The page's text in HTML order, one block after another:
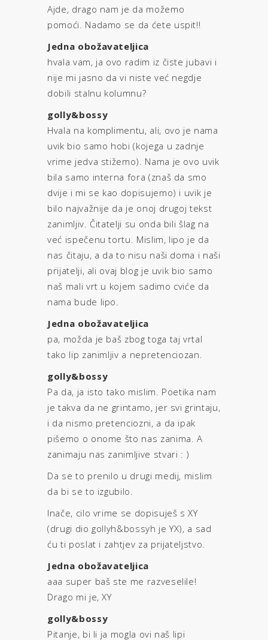
Ajde, drago nam je da možemo
pomoći. Nadamo se da ćete uspit!!
Jedna obožavateljica
hvala vam, ja ovo radim iz čiste jubavi i
nije mi jasno da vi niste već negdje
dobili stalnu kolumnu?
golly&bossy
Hvala na komplimentu, ali, ovo je nama
uvik bio samo hobi (kojega u zadnje
vrime jedva stižemo). Nama je ovo uvik
bila samo interna fora (znaš da smo
dvije i mi se kao dopisujemo) i uvik je
bilo najvažnije da je onoj drugoj tekst
zanimljiv. Čitatelji su onda bili šlag na
već ispečenu tortu. Mislim, lipo je da
nas čitaju, a da to nisu naši doma i naši
prijatelji, ali ovaj blog je uvik bio samo
naš mali vrt u kojem sadimo cviće da
nama bude lipo.
Jedna obožavateljica
pa, možda je baš zbog toga taj vrtal
tako lip zanimljiv a nepretenciozan.
golly&bossy
Pa da, ja isto tako mislim. Poetika nam
je takva da ne grintamo, jer svi grintaju,
i da nismo pretenciozni, a da ipak
pišemo o onome što nas zanima. A
zanimaju nas zanimljive stvari : )
Da se to prenilo u drugi medij, mislim
da bi se to izgubilo.
Inače, cilo vrime se dopisuješ s XY
(drugi dio gollyh&bossyh je YX), a sad
ću ti poslat i zahtjev za prijateljstvo.
Jedna obožavateljica
aaa super baš ste me razveselile!
Drago mi je, XY
golly&bossy
Pitanje, bi li ja mogla ovi naš lipi